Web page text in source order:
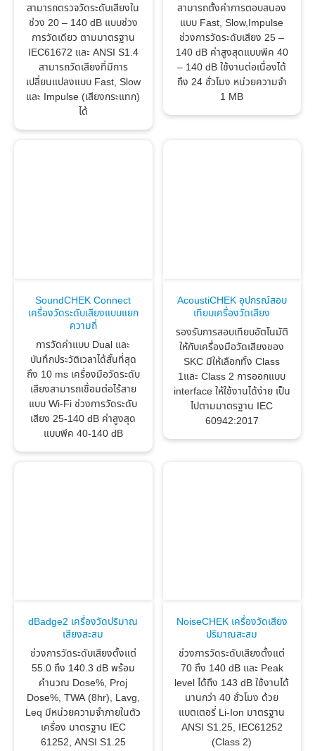
สามารถตรวจวัดระดับเสียงใน
ช่วง 20 – 140 dB แบบช่วง
การวัดเดียว ตามมาตรฐาน
IEC61672 และ ANSI S1.4
สามารถวัดเสียงที่มีการ
เปลี่ยนแปลงแบบ Fast, Slow
และ Impulse (เสียงกระแทก)
ได้
สามารถตั้งค่าการตอบสนอง
แบบ Fast, Slow,Impulse
ช่วงการวัดระดับเสียง 25 –
140 dB ค่าสูงสุดแบบพีค 40
– 140 dB ใช้งานต่อเนื่องได้
ถึง 24 ชั่วโมง หน่วยความจำ
1 MB
SoundCHEK Connect
เครื่องวัดระดับเสียงแบบแยก
ความถี่
การวัดค่าแบบ Dual และ
บันทึกประวัติเวลาได้สั้นที่สุด
ถึง 10 ms เครื่องมือวัดระดับ
เสียงสามารถเชื่อมต่อไร้สาย
แบบ Wi-Fi ช่วงการวัดระดับ
เสียง 25-140 dB ค่าสูงสุด
แบบพีค 40-140 dB
AcoustiCHEK อุปกรณ์สอบ
เทียบเครื่องวัดเสียง
รองรับการสอบเทียบอัตโนมัติ
ให้กับเครื่องมือวัดเสียงของ
SKC มีให้เลือกทั้ง Class
1และ Class 2 การออกแบบ
interface ให้ใช้งานได้ง่าย เป็น
ไปตามมาตรฐาน IEC
60942:2017
dBadge2 เครื่องวัดปริมาณ
เสียงสะสม
ช่วงการวัดระดับเสียงตั้งแต่
55.0 ถึง 140.3 dB พร้อม
คำนวณ Dose%, Proj
Dose%, TWA (8hr), Lavg,
Leq มีหน่วยความจำภายในตัว
เครื่อง มาตรฐาน IEC
61252, ANSI S1.25
NoiseCHEK เครื่องวัดเสียง
ปริมาณสะสม
ช่วงการวัดระดับเสียงตั้งแต่
70 ถึง 140 dB และ Peak
level ได้ถึง 143 dB ใช้งานได้
นานกว่า 40 ชั่วโมง ด้วย
แบตเตอรี่ Li-Ion มาตรฐาน
ANSI S1.25, IEC61252
(Class 2)